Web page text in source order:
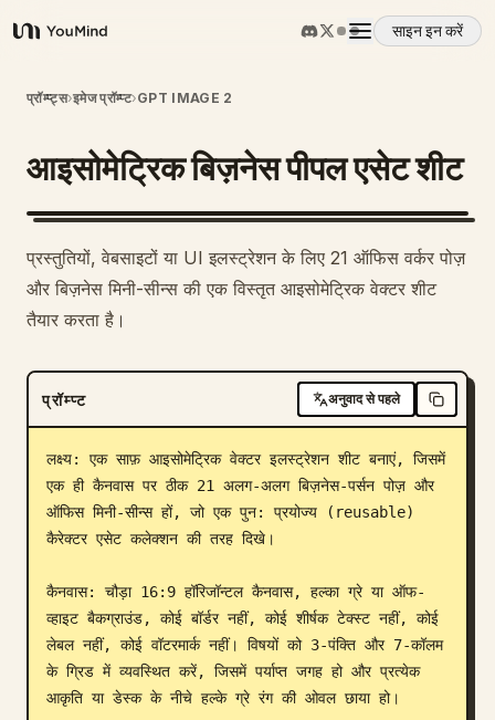
YouMind
साइन इन करें
अवलोकन
उपयोग के मामले
प्रॉम्प्ट
मूल्य निर्धारण
डाउनलोड
ब्लॉग
अपडेट
प्रॉम्प्ट्स›इमेज प्रॉम्प्ट›GPT IMAGE 2
आइसोमेट्रिक बिज़नेस पीपल एसेट शीट
प्रस्तुतियों, वेबसाइटों या UI इलस्ट्रेशन के लिए 21 ऑफिस वर्कर पोज़
और बिज़नेस मिनी-सीन्स की एक विस्तृत आइसोमेट्रिक वेक्टर शीट
तैयार करता है।
प्रॉम्प्ट अनुवाद से पहले
लक्ष्य: एक साफ़ आइसोमेट्रिक वेक्टर इलस्ट्रेशन शीट बनाएं, जिसमें
एक ही कैनवास पर ठीक 21 अलग-अलग बिज़नेस-पर्सन पोज़ और
ऑफिस मिनी-सीन्स हों, जो एक पुन: प्रयोज्य (reusable)
कैरेक्टर एसेट कलेक्शन की तरह दिखे।
कैनवास: चौड़ा 16:9 हॉरिजॉन्टल कैनवास, हल्का ग्रे या ऑफ-
व्हाइट बैकग्राउंड, कोई बॉर्डर नहीं, कोई शीर्षक टेक्स्ट नहीं, कोई
लेबल नहीं, कोई वॉटरमार्क नहीं। विषयों को 3-पंक्ति और 7-कॉलम
के ग्रिड में व्यवस्थित करें, जिसमें पर्याप्त जगह हो और प्रत्येक
आकृति या डेस्क के नीचे हल्के ग्रे रंग की ओवल छाया हो।